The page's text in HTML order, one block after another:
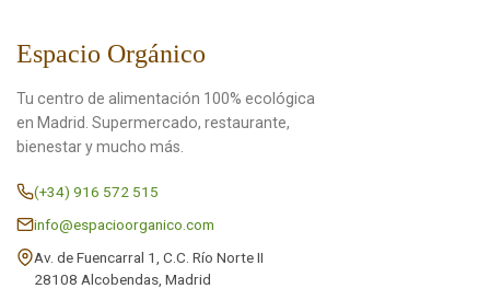
Espacio Orgánico
Tu centro de alimentación 100% ecológica
en Madrid. Supermercado, restaurante,
bienestar y mucho más.
(+34) 916 572 515
info@espacioorganico.com
Av. de Fuencarral 1, C.C. Río Norte II
28108 Alcobendas, Madrid